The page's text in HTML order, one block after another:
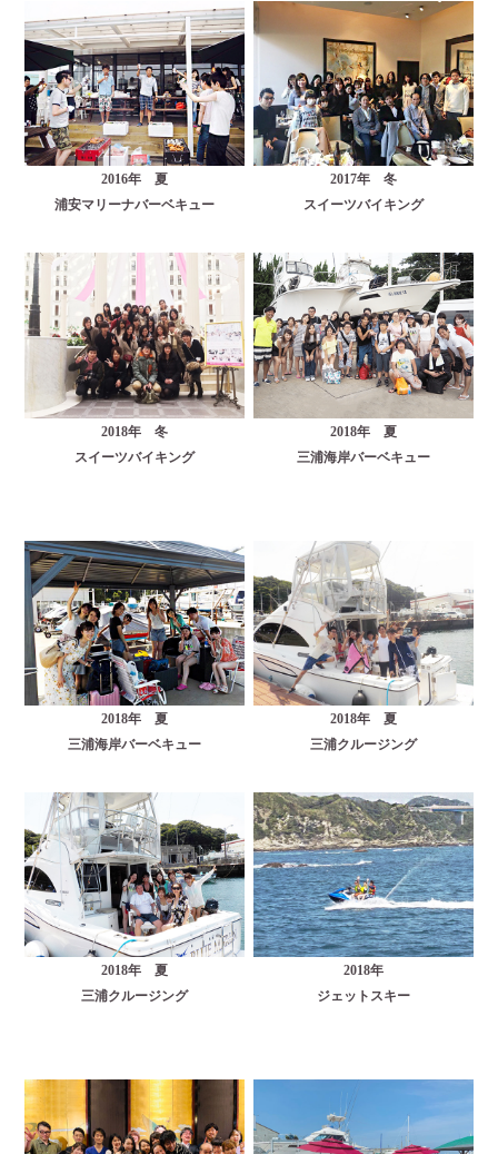
2016年 夏
浦安マリーナバーベキュー
2017年 冬
スイーツバイキング
2018年 冬
スイーツバイキング
2018年 夏
三浦海岸バーベキュー
2018年 夏
三浦海岸バーベキュー
2018年 夏
三浦クルージング
2018年 夏
三浦クルージング
2018年
ジェットスキー